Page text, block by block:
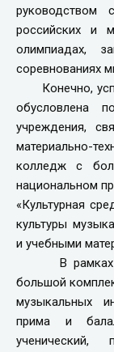
руководством
российских и
олимпиадах,
соревнованиях
Конечно,
обусловлена
учреждения,
материально-
колледж с
национальном
«Культурная
культуры
и учебными
В рамках
большой
музыкальных
прима и